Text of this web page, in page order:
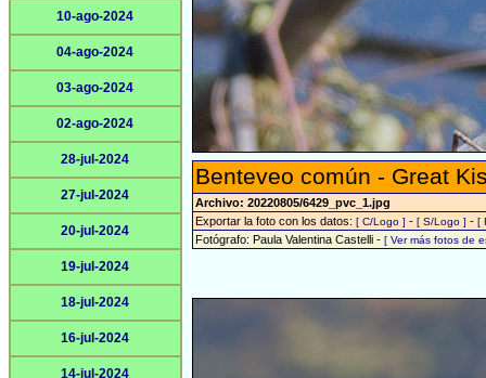
10-ago-2024
04-ago-2024
03-ago-2024
02-ago-2024
28-jul-2024
27-jul-2024
20-jul-2024
19-jul-2024
18-jul-2024
16-jul-2024
14-jul-2024
Benteveo común - Great
Archivo: 20220805/6429_pvc_1.jpg
Exportar la foto con los datos: [ C/Logo ] - [ S/Logo ] - [
Fotógrafo: Paula Valentina Castelli - [ Ver más fotos de